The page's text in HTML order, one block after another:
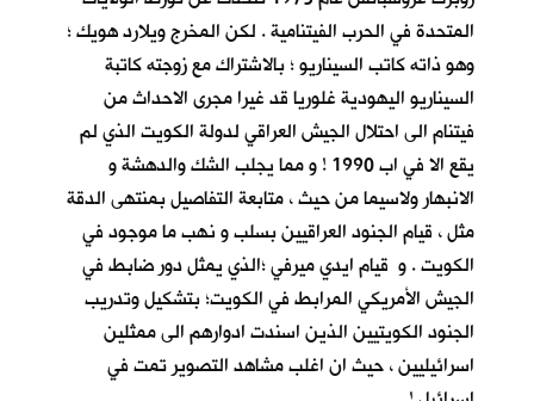
المتحدة في الحرب الفيتنامية . لكن المخرج ويلارد هويك ؛
وهو ذاته كاتب السيناريو ؛ بالاشتراك مع زوجته كاتبة
السيناريو اليهودية غلوريا قد غيرا مجرى الاحداث من
فيتنام الى احتلال الجيش العراقي لدولة الكويت الذي لم
يقع الا في اب 1990 ! و مما يجلب الشك والدهشة و
الانبهار ولاسيما من حيث ، متابعة التفاصيل بمنتهى الدقة
مثل ، قيام الجنود العراقيين بسلب و نهب ما موجود في
الكويت . و قيام ايدي ميرفي ؛الذي يمثل دور ضابط في
الجيش الأمريكي المرابط في الكويت؛ بتشكيل وتدريب
الجنود الكويتيين الذين اسندت ادوارهم الى ممثلين
اسرائيليين ، حيث ان اغلب مشاهد التصوير تمت في